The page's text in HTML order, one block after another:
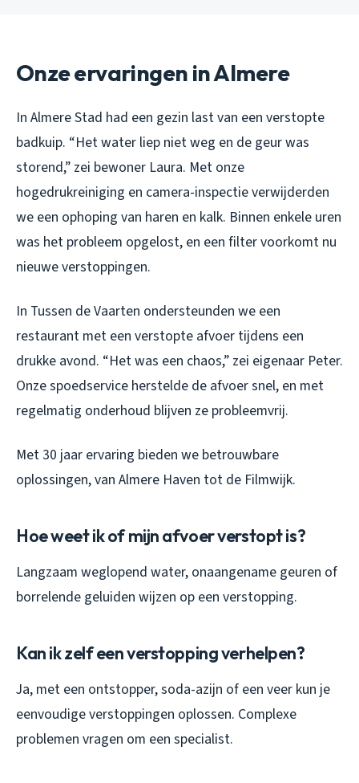
Onze ervaringen in Almere
In Almere Stad had een gezin last van een verstopte
badkuip. “Het water liep niet weg en de geur was
storend,” zei bewoner Laura. Met onze
hogedrukreiniging en camera-inspectie verwijderden
we een ophoping van haren en kalk. Binnen enkele uren
was het probleem opgelost, en een filter voorkomt nu
nieuwe verstoppingen.
In Tussen de Vaarten ondersteunden we een
restaurant met een verstopte afvoer tijdens een
drukke avond. “Het was een chaos,” zei eigenaar Peter.
Onze spoedservice herstelde de afvoer snel, en met
regelmatig onderhoud blijven ze probleemvrij.
Met 30 jaar ervaring bieden we betrouwbare
oplossingen, van Almere Haven tot de Filmwijk.
Hoe weet ik of mijn afvoer verstopt is?
Langzaam weglopend water, onaangename geuren of
borrelende geluiden wijzen op een verstopping.
Kan ik zelf een verstopping verhelpen?
Ja, met een ontstopper, soda-azijn of een veer kun je
eenvoudige verstoppingen oplossen. Complexe
problemen vragen om een specialist.